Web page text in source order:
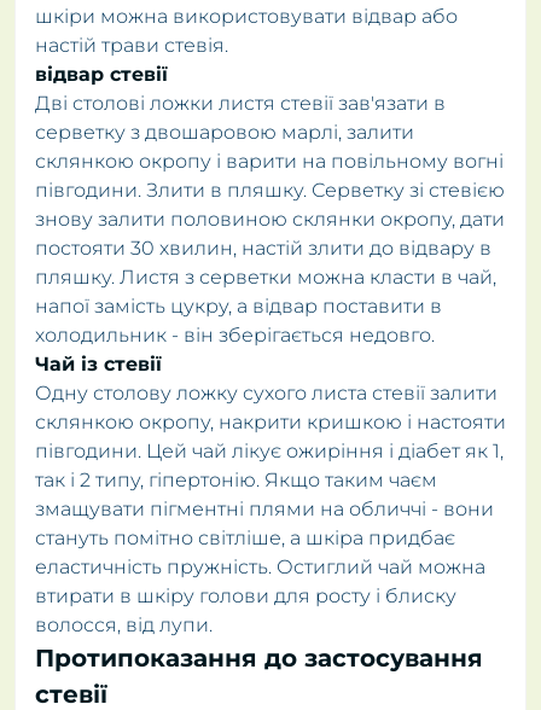
шкіри можна використовувати відвар або
настій трави стевія.
відвар стевії
Дві столові ложки листя стевії зав'язати в
серветку з двошаровою марлі, залити
склянкою окропу і варити на повільному вогні
півгодини. Злити в пляшку. Серветку зі стевією
знову залити половиною склянки окропу, дати
постояти 30 хвилин, настій злити до відвару в
пляшку. Листя з серветки можна класти в чай,
напої замість цукру, а відвар поставити в
холодильник - він зберігається недовго.
Чай із стевії
Одну столову ложку сухого листа стевії залити
склянкою окропу, накрити кришкою і настояти
півгодини. Цей чай лікує ожиріння і діабет як 1,
так і 2 типу, гіпертонію. Якщо таким чаєм
змащувати пігментні плями на обличчі - вони
стануть помітно світліше, а шкіра придбає
еластичність пружність. Остиглий чай можна
втирати в шкіру голови для росту і блиску
волосся, від лупи.
Протипоказання до застосування
стевії